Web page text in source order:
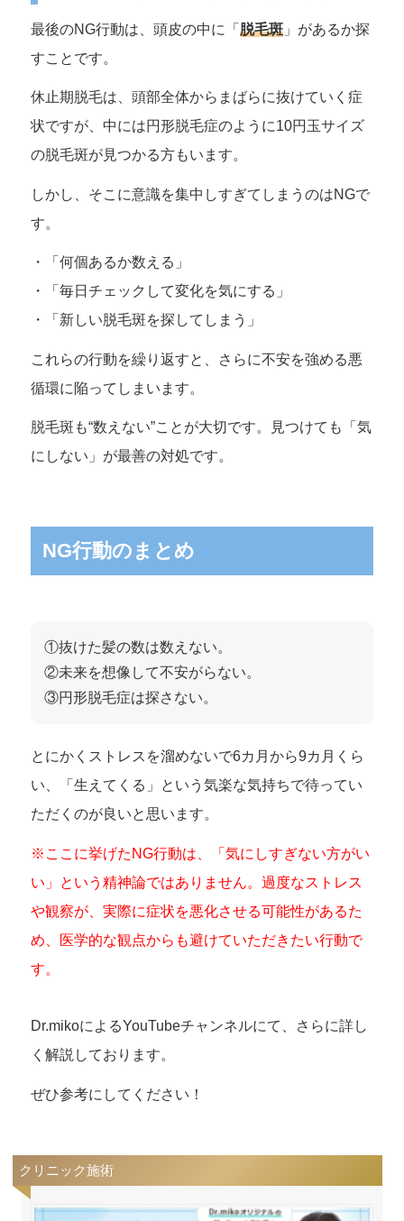
最後のNG行動は、頭皮の中に「 脱毛斑」があるか探
すことです。
休止期脱毛は、頭部全体からまばらに抜けていく症
状ですが、中には円形脱毛症のように10円玉サイズ
の脱毛斑が見つかる方もいます。
しかし、そこに意識を集中しすぎてしまうのはNGで
す。
・「何個あるか数える」
・「毎日チェックして変化を気にする」
・「新しい脱毛斑を探してしまう」
これらの行動を繰り返すと、さらに不安を強める悪
循環に陥ってしまいます。
脱毛斑も“数えない”ことが大切です。見つけても「気
にしない」が最善の対処です。
NG行動のまとめ
①抜けた髪の数は数えない。
②未来を想像して不安がらない。
③円形脱毛症は探さない。
とにかくストレスを溜めないで6カ月から9カ月くら
い、「生えてくる」という気楽な気持ちで待ってい
ただくのが良いと思います。
※ここに挙げたNG行動は、「気にしすぎない方がい
い」という精神論ではありません。過度なストレス
や観察が、実際に症状を悪化させる可能性があるた
め、医学的な観点からも避けていただきたい行動で
す。
Dr.mikoによるYouTubeチャンネルにて、さらに詳し
く解説しております。
ぜひ参考にしてください！
クリニック施術